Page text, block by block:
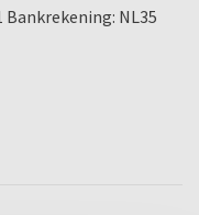
Bankrekening: NL35